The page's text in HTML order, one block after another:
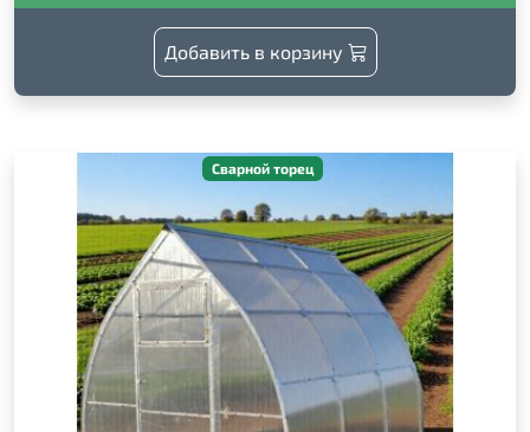
Добавить в корзину
Сварной торец